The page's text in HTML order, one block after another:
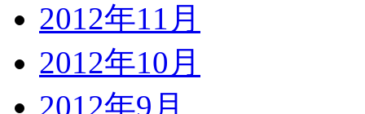
2012年11月
2012年10月
2012年9月